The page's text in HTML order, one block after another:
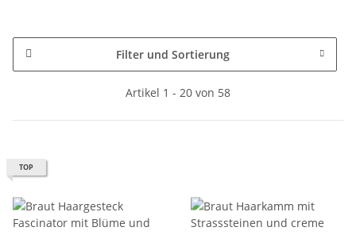
Filter und Sortierung
Artikel 1 - 20 von 58
TOP